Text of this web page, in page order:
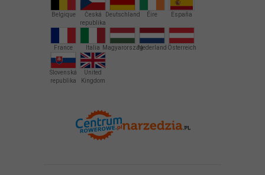
Belgique
Česká
republika
Deutschland Éire España
France Italia MagyarországNederland Österreich
Slovenská
republika
United
Kingdom